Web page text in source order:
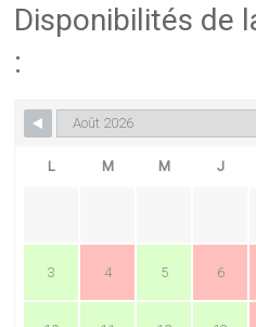
Disponibilités de
:
L M M J
3 4 5 6